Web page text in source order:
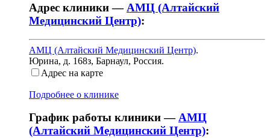
Адрес клиники — АМЦ (Алтайский
Медицинский Центр):
АМЦ (Алтайский Медицинский Центр).
Юрина, д. 168з, Барнаул, Россия.
Адрес на карте
Подробнее о клинике
График работы клиники —АМЦ
(Алтайский Медицинский Центр):